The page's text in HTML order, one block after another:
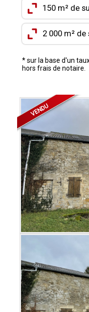
150 m² de
2 000 m²
* sur la base d'un
hors frais de notaire.
VENDU